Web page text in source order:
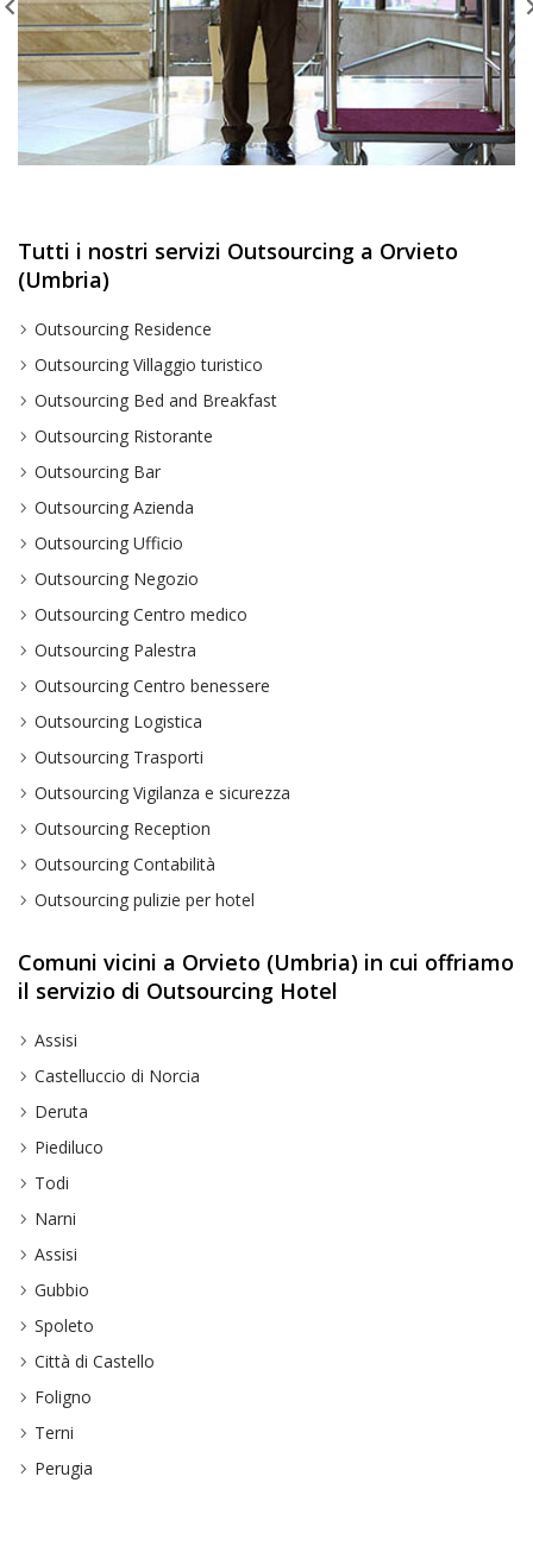
Tutti i nostri servizi Outsourcing a Orvieto
(Umbria)
Outsourcing Residence
Outsourcing Villaggio turistico
Outsourcing Bed and Breakfast
Outsourcing Ristorante
Outsourcing Bar
Outsourcing Azienda
Outsourcing Ufficio
Outsourcing Negozio
Outsourcing Centro medico
Outsourcing Palestra
Outsourcing Centro benessere
Outsourcing Logistica
Outsourcing Trasporti
Outsourcing Vigilanza e sicurezza
Outsourcing Reception
Outsourcing Contabilità
Outsourcing pulizie per hotel
Comuni vicini a Orvieto (Umbria) in cui offriamo
il servizio di Outsourcing Hotel
Assisi
Castelluccio di Norcia
Deruta
Piediluco
Todi
Narni
Assisi
Gubbio
Spoleto
Città di Castello
Foligno
Terni
Perugia